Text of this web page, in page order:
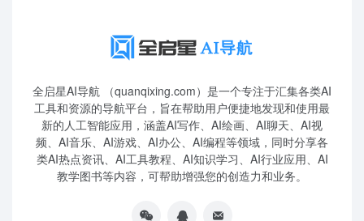
全启星AI导航 （quanqixing.com）是一个专注于汇集各类AI
工具和资源的导航平台，旨在帮助用户便捷地发现和使用最
新的人工智能应用，涵盖AI写作、AI绘画、AI聊天、AI视
频、AI音乐、AI游戏、AI办公、AI编程等领域，同时分享各
类AI热点资讯、AI工具教程、AI知识学习、AI行业应用、AI
教学图书等内容，可帮助增强您的创造力和业务。